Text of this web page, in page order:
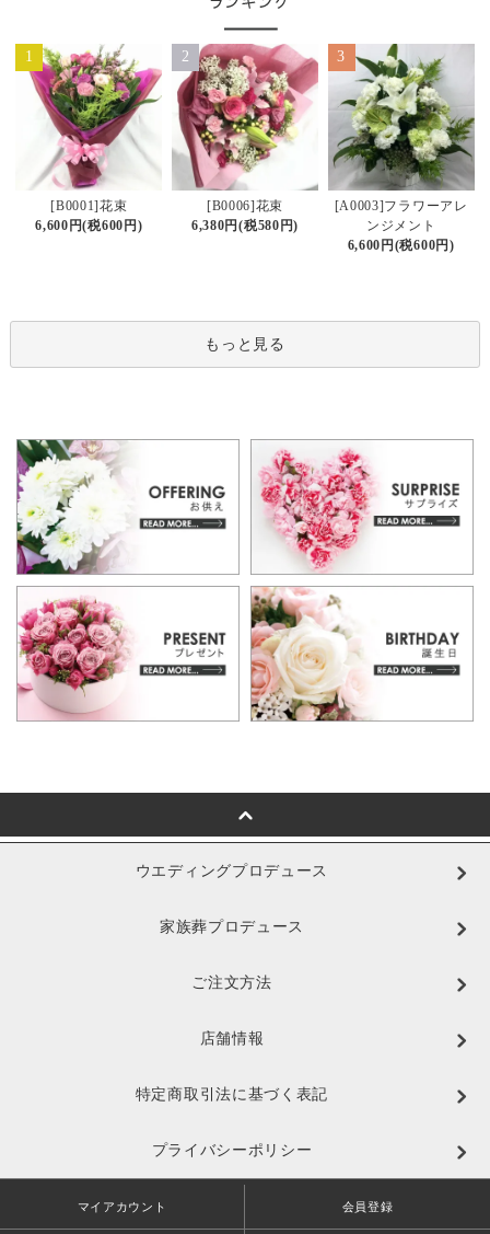
1
[B0001]花束
6,600円(税600円)
2
[B0006]花束
6,380円(税580円)
3
[A0003]フラワーアレ
ンジメント
6,600円(税600円)
もっと見る
ウエディングプロデュース
家族葬プロデュース
ご注文方法
店舗情報
特定商取引法に基づく表記
プライバシーポリシー
マイアカウント 会員登録